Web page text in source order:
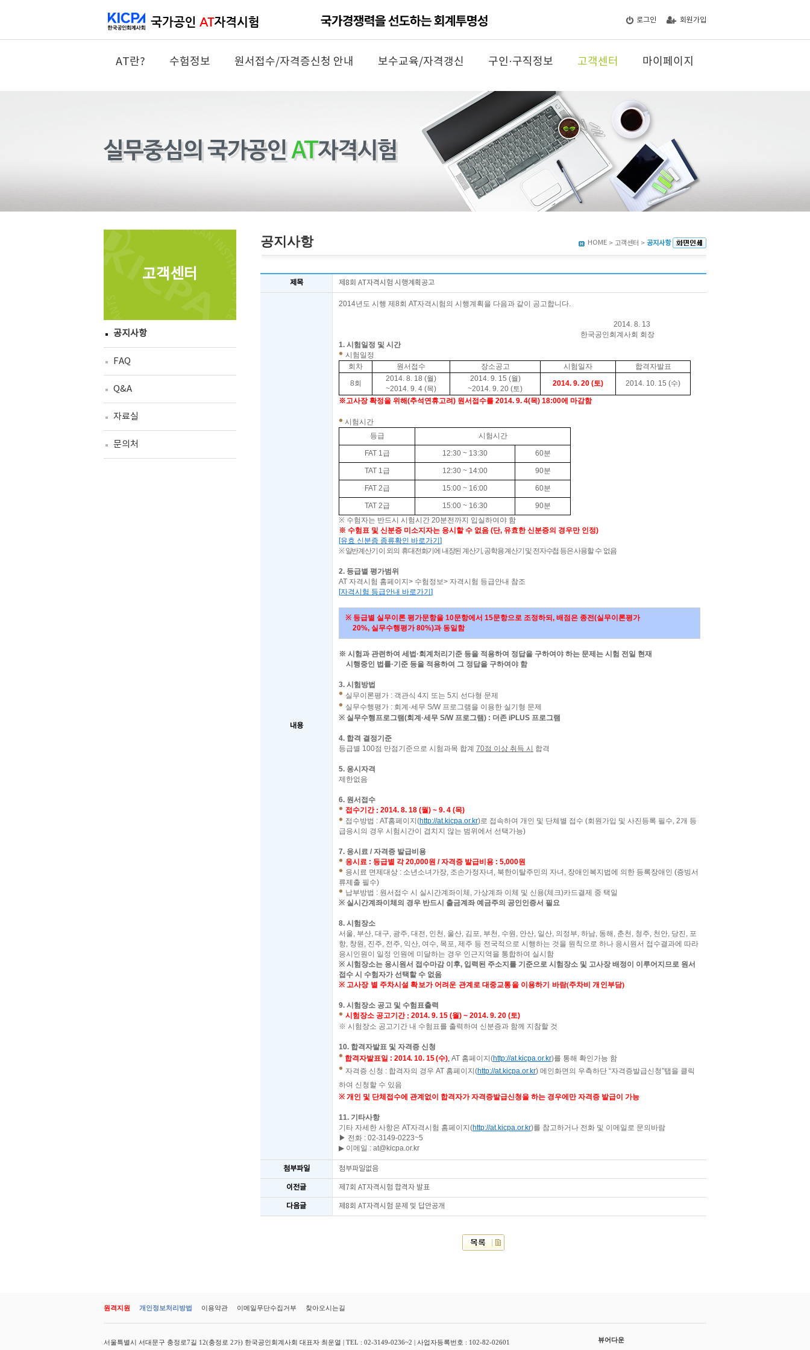
로그인 회원가입
AT란? 수험정보 원서접수/자격증신청 안내 보수교육/자격갱신 구인·구직정보 고객센터 마이페이지
고객센터
공지사항
FAQ
Q&A
자료실
문의처
공지사항 HOME > 고객센터 > 공지사항
제목 제8회 AT자격시험 시행계획공고
내용
2014년도 시행 제8회 AT자격시험의 시행계획을 다음과 같이 공고합니다.
2014. 8. 13
한국공인회계사회 회장
1. 시험일정 및 시간
시험일정
회차
원서접수 장소공고 시험일자
합격자발표
8회
2014. 8. 18 (월)
~2014. 9. 4 (목)
2014. 9. 15 (월)
~2014. 9. 20 (토)
2014. 9. 20 (토) 2014. 10. 15 (수)
※고사장 확정을 위해(추석연휴고려) 원서접수를 2014. 9. 4(목) 18:00에 마감함
시험시간
등급
시험시간
FAT 1급 12:30 ~ 13:30 60분
TAT 1급 12:30 ~ 14:00 90분
FAT 2급 15:00 ~ 16:00 60분
TAT 2급 15:00 ~ 16:30 90분
※ 수험자는 반드시 시험시간 20분전까지 입실하여야 함
※ 수험표 및 신분증 미소지자는 응시할 수 없음 (단, 유효한 신분증의 경우만 인정)
[유효 신분증 종류확인 바로가기 ]
※일반계산기 이 외의 휴대전화기에 내장된 계산기,공학용 계산기 및 전자수첩 등은 사용할 수 없음
2. 등급별 평가범위
AT 자격시험 홈페이지 > 수험정보> 자격시험 등급안내 참조
[자격시험 등급안내 바로가기 ]
※ 등급별 실무이론 평가문항을 10문항에서 15문항으로 조정하되 , 배점은 종전(실무이론평가
20%, 실무수행평가80%)과 동일함
※ 시험과 관련하여 세법·회계처리기준 등을 적용하여 정답을 구하여야 하는 문제는 시험 전일 현재
시행중인 법률·기준 등을 적용하여 그 정답을 구하여야 함
3. 시험방법
실무이론평가 : 객관식 4지 또는 5지 선다형 문제
실무수행평가 : 회계·세무 S/W 프로그램을 이용한 실기형 문제
※ 실무수행프로그램(회계·세무 S/W 프로그램) : 더존 iPLUS 프로그램
4. 합격 결정기준
등급별 100점 만점기준으로 시험과목 합계 70점 이상 취득 시 합격
5. 응시자격
제한없음
6. 원서접수
접수기간 : 2014. 8. 18 (월) ~ 9. 4 (목)
접수방법 : AT홈페이지 (http://at.kicpa.or.kr)로 접속하여 개인 및 단체별 접수 (회원가입 및 사진등록 필수, 2개 등
급응시의 경우 시험시간이 겹치지 않는 범위에서 선택가능)
7. 응시료 / 자격증 발급비용
응시료 : 등급별 각20,000원 / 자격증 발급비용 : 5,000원
응시료 면제대상 : 소년소녀가장, 조손가정자녀, 북한이탈주민의 자녀, 장애인복지법에 의한 등록장애인 (증빙서
류제출 필수)
납부방법 : 원서접수 시 실시간계좌이체 , 가상계좌 이체 및 신용(체크)카드결제 중 택일
※ 실시간계좌이체의 경우 반드시 출금계좌 예금주의 공인인증서 필요
8. 시험장소
서울, 부산, 대구, 광주, 대전, 인천, 울산, 김포, 부천, 수원, 안산, 일산, 의정부, 하남, 동해, 춘천, 청주, 천안, 당진, 포
항, 창원, 진주, 전주, 익산, 여수, 목포, 제주 등 전국적으로 시행하는 것을 원칙으로 하나 응시원서 접수결과에 따라
응시인원이 일정 인원에 미달하는 경우 인근지역을 통합하여 실시함
※ 시험장소는 응시원서 접수마감 이후, 입력된 주소지를 기준으로 시험장소 및 고사장 배정이 이루어지므로 원서
접수 시 수험자가 선택할 수 없음
※ 고사장 별 주차시설 확보가 어려운 관계로 대중교통을 이용하기 바람(주차비 개인부담)
9. 시험장소 공고 및 수험표출력
시험장소 공고기간 : 2014. 9. 15 (월) ~ 2014. 9. 20 (토)
※ 시험 장소 공고기간 내 수험표를 출력하여 신분증과 함께 지참할 것
10. 합격자발표 및 자격증 신청
합격자발표일 : 2014. 10. 15 (수), AT홈페이지 (http://at.kicpa.or.kr)를 통해 확인가능 함
자격증 신청 : 합격자의 경우 AT 홈페이지 (http://at.kicpa.or.kr) 메인화면의 우측하단 “자격증발급신청”탭을 클릭
하여 신청할 수 있음
※ 개인 및 단체접수에 관계없이 합격자가 자격증발급신청을 하는 경우에만 자격증 발급이 가능
11. 기타사항
기타 자세한 사항은 AT자격시험 홈페이지 (http://at.kicpa.or.kr)를 참고하거나 전화 및 이메일로 문의바람
▶ 전화 : 02-3149-0223~5
▶ 이메일 : at@kicpa.or.kr
첨부파일 첨부파일없음
이전글 제7회 AT자격시험 합격자 발표
다음글 제8회 AT자격시험 문제 및 답안공개
원격지원 개인정보처리방법 이용약관 이메일무단수집거부 찾아오시는길
서울특별시 서대문구 충정로7길 12(충정로 2가) 한국공인회계사회 대표자 최운열 | TEL : 02-3149-0236~2 | 사업자등록번호 : 102-82-02601 뷰어다운